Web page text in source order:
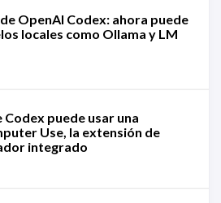
OpenAI Codex: ahora puede
locales como Ollama y LM
puede usar una
Use, la extensión de
integrado